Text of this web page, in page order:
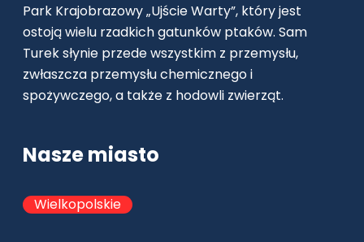
Park Krajobrazowy „Ujście Warty”, który jest
ostoją wielu rzadkich gatunków ptaków. Sam
Turek słynie przede wszystkim z przemysłu,
zwłaszcza przemysłu chemicznego i
spożywczego, a także z hodowli zwierząt.
Nasze miasto
Wielkopolskie